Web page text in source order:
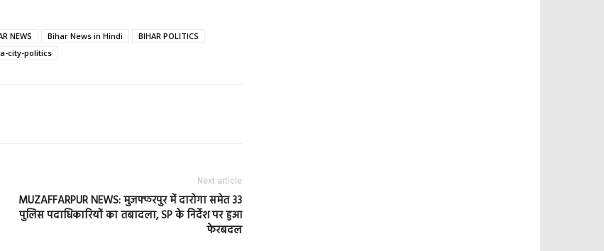
NEWS Bihar News in Hindi
BIHAR POLITICS
city-politics
Next article
MUZAFFARPUR NEWS: मुजफ्फरपुर में दारोगा समेत 33
पुलिस पदाधिकारियों का तबादला, SP के निर्देश पर हुआ
फेरबदल